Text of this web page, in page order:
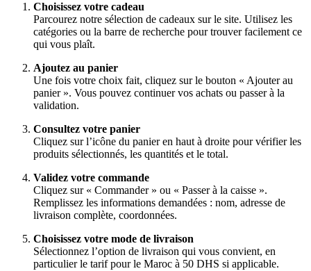
Choisissez votre cadeau
Parcourez notre sélection de cadeaux sur le site. Utilisez les
catégories ou la barre de recherche pour trouver facilement ce
qui vous plaît.
Ajoutez au panier
Une fois votre choix fait, cliquez sur le bouton « Ajouter au
panier ». Vous pouvez continuer vos achats ou passer à la
validation.
Consultez votre panier
Cliquez sur l’icône du panier en haut à droite pour vérifier les
produits sélectionnés, les quantités et le total.
Validez votre commande
Cliquez sur « Commander » ou « Passer à la caisse ».
Remplissez les informations demandées : nom, adresse de
livraison complète, coordonnées.
Choisissez votre mode de livraison
Sélectionnez l’option de livraison qui vous convient, en
particulier le tarif pour le Maroc à 50 DHS si applicable.